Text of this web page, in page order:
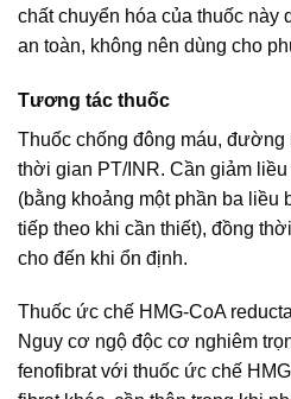
chất chuyển hóa của thuốc này
an toàn, không nên dùng cho
Tương tác thuốc
Thuốc chống đông máu, đường
thời gian PT/INR. Cần giảm
(bằng khoảng một phần ba liều
tiếp theo khi cần thiết), đồng
cho đến khi ổn định.
Thuốc ức chế HMG-CoA
Nguy cơ ngộ độc cơ nghiêm
fenofibrat với thuốc ức chế